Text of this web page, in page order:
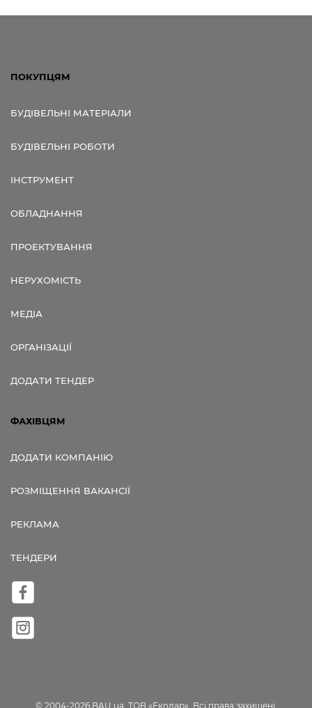
ПОКУПЦЯМ
БУДІВЕЛЬНІ МАТЕРІАЛИ
БУДІВЕЛЬНІ РОБОТИ
ІНСТРУМЕНТ
ОБЛАДНАННЯ
ПРОЕКТУВАННЯ
НЕРУХОМІСТЬ
МЕДІА
ОРГАНІЗАЦІЇ
ДОДАТИ ТЕНДЕР
ФАХІВЦЯМ
ДОДАТИ КОМПАНІЮ
РОЗМІЩЕННЯ ВАКАНСІЇ
РЕКЛАМА
ТЕНДЕРИ
© 2004-2026 BAU.ua, ТОВ «Екодар». Всі права захищені.